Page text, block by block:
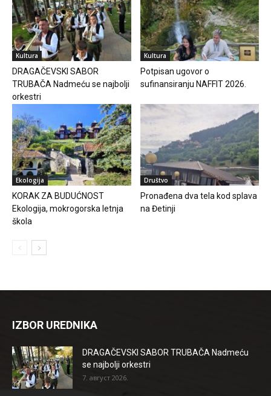
Kultura
DRAGAČEVSKI SABOR
TRUBAČA Nadmeću se najbolji
orkestri
Kultura
Potpisan ugovor o
sufinansiranju NAFFIT 2026.
Ekologija
KORAK ZA BUDUĆNOST
Ekologija, mokrogorska letnja
škola
Društvo
Pronađena dva tela kod splava
na Đetinji
IZBOR UREDNIKA
DRAGAČEVSKI SABOR TRUBAČA Nadmeću
se najbolji orkestri
7. август 2026.